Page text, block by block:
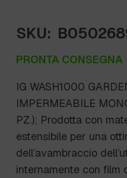
SKU:
PRONTA CONSEGNA
IG WASH1000
IMPERMEABILE
PZ.); Prodotta con
estensibile per una
dell’avambraccio
internamente con film